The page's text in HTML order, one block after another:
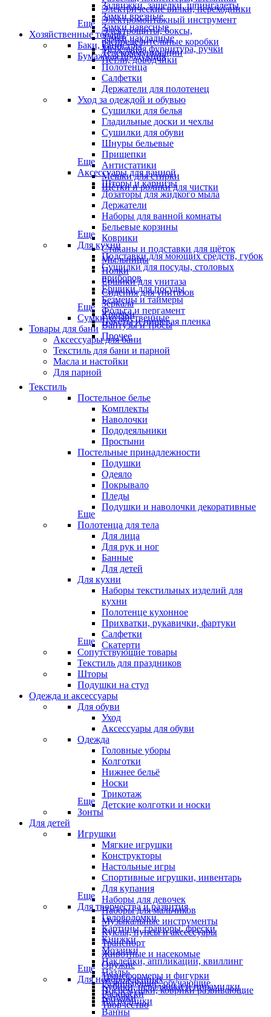
Электрические вилки, переходники
Электромонтажный инструмент
Электрощиты, боксы,
распределительные коробки
Телекоммуникации
Задвижки, защелки, шпингалеты
Замки врезные
Замки навесные
Замки накладные
Мебельная фурнитура, ручки
Петли, доводчики
Еще
Хозяйственные товары
Баки, канистры
Бумажная продукция
Полотенца
Салфетки
Держатели для полотенец
Уход за одеждой и обувью
Сушилки для белья
Гладильные доски и чехлы
Сушилки для обуви
Шнуры бельевые
Прищепки
Антистатики
Мешки для стирки
Щётки и ролики для чистки
Еще
Аксессуары для ванной
Шторы и карнизы
Дозаторы для жидкого мыла
Держатели
Наборы для ванной комнаты
Бельевые корзины
Коврики
Стаканы и подставки для щёток
Мыльницы
Полки
Ёршики для унитаза
Сидения для унитазов
Зеркала
Крючки
Вантузы и тросы
Прочее
Еще
Для кухни
Подставки для моющих средств, губок
Сушилки для посуды, столовых
приборов
Ёршики для посуды
Безмены и таймеры
Фольга и пергамент
Пакеты и пищевая пленка
Еще
Сумки хозяйственные
Товары для бани
Аксессуары для бани
Текстиль для бани и парной
Масла и настойки
Для парной
Текстиль
Постельное белье
Комплекты
Наволочки
Пододеяльники
Простыни
Постельные принадлежности
Подушки
Одеяло
Покрывало
Пледы
Подушки и наволочки декоративные
Еще
Полотенца для тела
Для лица
Для рук и ног
Банные
Для детей
Для кухни
Наборы текстильных изделий для
кухни
Полотенце кухонное
Прихватки, рукавички, фартуки
Салфетки
Скатерти
Еще
Сопутствующие товары
Текстиль для праздников
Шторы
Подушки на стул
Одежда и аксессуары
Для обуви
Уход
Аксессуары для обуви
Одежда
Головные уборы
Колготки
Нижнее бельё
Носки
Трикотаж
Детские колготки и носки
Еще
Зонты
Для детей
Игрушки
Мягкие игрушки
Конструкторы
Настольные игры
Спортивные игрушки, инвентарь
Для купания
Наборы для девочек
Наборы для мальчиков
Музыкальные инструменты
Куклы, пупсы и аксессуары
Транспорт
Животные и насекомые
Оружие
Трансформеры и фигурки
Кубики, неваляшки и пирамидки
Каталки
Еще
Для творчества и развития
Головоломки
Картины, гравюры, фрески
Книжки
Мозаики
Наклейки, аппликации, квиллинг
Пазлы
Развивающие, обучающие
Раскраски
Творчество
Еще
Для новорожденных
Погремушки, коврики развивающие
Нагрудники
Ванны